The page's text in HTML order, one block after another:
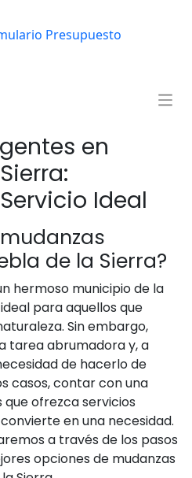
en
Ideal
de la Sierra?
hermoso municipio de la
para aquellos que
Sin embargo,
tarea abrumadora y, a
de hacerlo de
casos, contar con una
ofrezca servicios
en una necesidad.
a través de los pasos
opciones de mudanzas